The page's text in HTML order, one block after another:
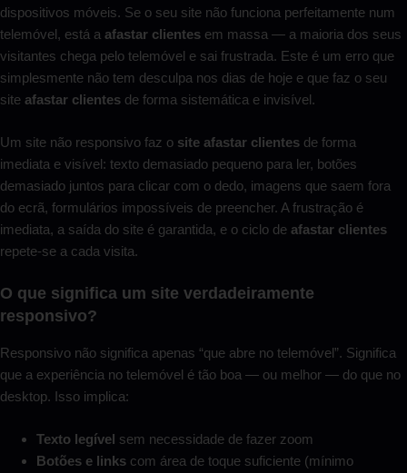
dispositivos móveis. Se o seu site não funciona perfeitamente num
telemóvel, está a afastar clientes em massa — a maioria dos seus
visitantes chega pelo telemóvel e sai frustrada. Este é um erro que
simplesmente não tem desculpa nos dias de hoje e que faz o seu
site afastar clientes de forma sistemática e invisível.
Um site não responsivo faz o site afastar clientes de forma
imediata e visível: texto demasiado pequeno para ler, botões
demasiado juntos para clicar com o dedo, imagens que saem fora
do ecrã, formulários impossíveis de preencher. A frustração é
imediata, a saída do site é garantida, e o ciclo de afastar clientes
repete-se a cada visita.
O que significa um site verdadeiramente
responsivo?
Responsivo não significa apenas “que abre no telemóvel”. Significa
que a experiência no telemóvel é tão boa — ou melhor — do que no
desktop. Isso implica:
Texto legível sem necessidade de fazer zoom
Botões e links com área de toque suficiente (mínimo